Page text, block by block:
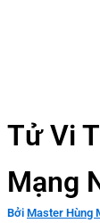
Tử Vi
Mạng
Bởi Master Hùng